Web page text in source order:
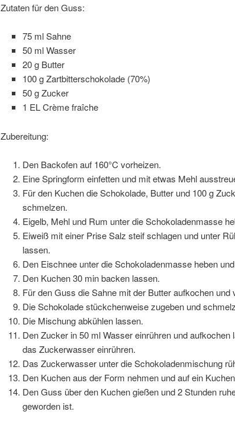
Zutaten für den Guss:
75 ml Sahne
50 ml Wasser
20 g Butter
100 g Zartbitterschokolade (70%)
50 g Zucker
1 EL Crème fraîche
Zubereitung:
Den Backofen auf 160°C vorheizen.
Eine Springform einfetten und mit etwas Mehl
Für den Kuchen die Schokolade, Butter und 100 g
schmelzen.
Eigelb, Mehl und Rum unter die Schokoladenmasse
Eiweiß mit einer Prise Salz steif schlagen und unter
lassen.
Den Eischnee unter die Schokoladenmasse heben
Den Kuchen 30 min backen lassen.
Für den Guss die Sahne mit der Butter aufkochen und
Die Schokolade stückchenweise zugeben und
Die Mischung abkühlen lassen.
Den Zucker in 50 ml Wasser einrühren und
das Zuckerwasser einrühren.
Das Zuckerwasser unter die Schokoladenmischung
Den Kuchen aus der Form nehmen und auf ein
Den Guss über den Kuchen gießen und 2 Stunden
geworden ist.